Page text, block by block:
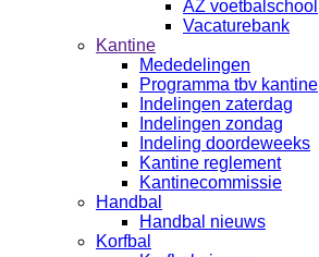
AZ voetbalschool
Vacaturebank
Kantine
Mededelingen
Programma tbv kantine
Indelingen zaterdag
Indelingen zondag
Indeling doordeweeks
Kantine reglement
Kantinecommissie
Handbal
Handbal nieuws
Korfbal